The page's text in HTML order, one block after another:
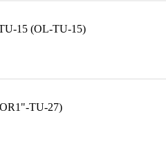
15 (OL-TU-15)
TU-27)